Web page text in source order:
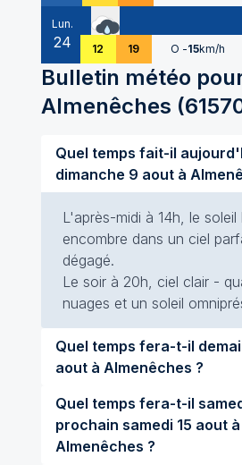
Lun.
24 12 19 O -15km/h
Bulletin météo
Almenêches (
Quel temps fait-il
dimanche 9 aout à
L'après-midi à 14h, le soleil
encombre dans un ciel
dégagé.
Le soir à 20h, ciel clair -
nuages et un soleil
Quel temps fera-t-il demain lundi
aout à Almenêches ?
Quel temps fera-t-il
prochain samedi 15 aout à
Almenêches ?